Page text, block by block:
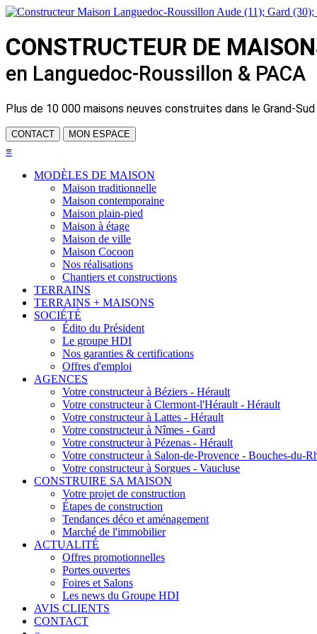
CONSTRUCTEUR DE
en Languedoc-Roussillon & PACA
Plus de 10 000 maisons neuves construites dans le Grand-Sud
CONTACT MON ESPACE
≡
MODÈLES DE MAISON
Maison traditionnelle
Maison contemporaine
Maison plain-pied
Maison à étage
Maison de ville
Maison Cocoon
Nos réalisations
Chantiers et constructions
TERRAINS
TERRAINS + MAISONS
SOCIÉTÉ
Édito du Président
Le groupe HDI
Nos garanties & certifications
Offres d'emploi
AGENCES
Votre constructeur à Béziers - Hérault
Votre constructeur à Clermont-l'Hérault - Hérault
Votre constructeur à Lattes - Hérault
Votre constructeur à Nîmes - Gard
Votre constructeur à Pézenas - Hérault
Votre constructeur à Salon-de-Provence - Bouches-du-
Votre constructeur à Sorgues - Vaucluse
CONSTRUIRE SA MAISON
Votre projet de construction
Étapes de construction
Tendances déco et aménagement
Marché de l'immobilier
ACTUALITÉ
Offres promotionnelles
Portes ouvertes
Foires et Salons
Les news du Groupe HDI
AVIS CLIENTS
CONTACT